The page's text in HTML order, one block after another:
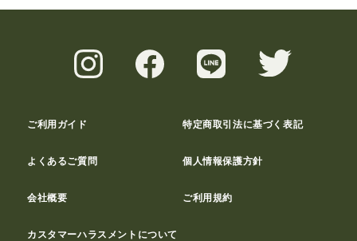
ご利用ガイド 特定商取引法に基づく表記
よくあるご質問 個人情報保護方針
会社概要 ご利用規約
カスタマーハラスメントについて